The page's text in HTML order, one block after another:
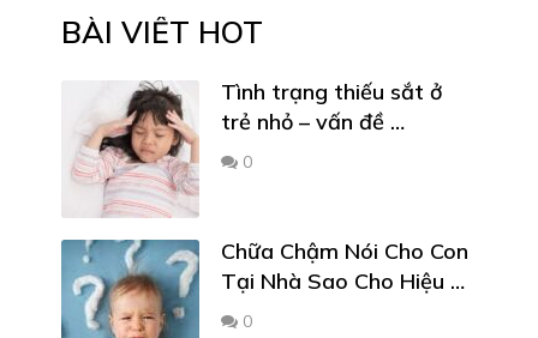
BÀI VIẾT HOT
Tình trạng thiếu sắt ở
trẻ nhỏ – vấn đề …
0
Chữa Chậm Nói Cho Con
Tại Nhà Sao Cho Hiệu …
0